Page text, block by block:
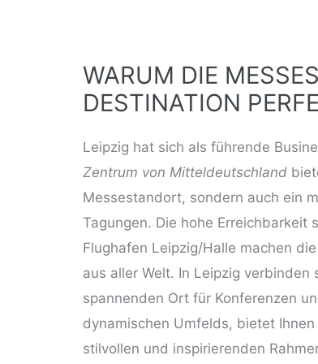
WARUM DIE
DESTINATION
Leipzig hat sich als führende
Zentrum von Mitteldeutschland
Messestandort, sondern auch ein
Tagungen. Die hohe
Flughafen Leipzig/Halle machen
aus aller Welt. In Leipzig
spannenden Ort für Konferenzen
dynamischen Umfelds, bietet
stilvollen und inspirierenden